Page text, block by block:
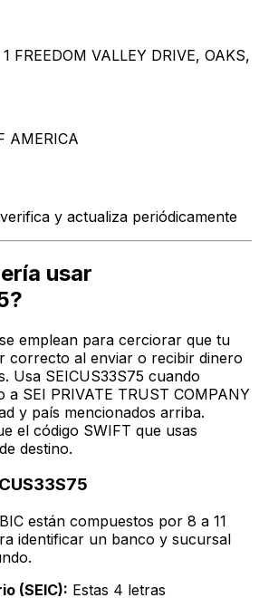
FREEDOM VALLEY DRIVE, OAKS,
AMERICA
y actualiza periódicamente
usar
emplean para cerciorar que tu
correcto al enviar o recibir dinero
Usa SEICUS33S75 cuando
a SEI PRIVATE TRUST COMPANY
y país mencionados arriba.
el código SWIFT que usas
destino.
están compuestos por 8 a 11
identificar un banco y sucursal
(SEIC): Estas 4 letras